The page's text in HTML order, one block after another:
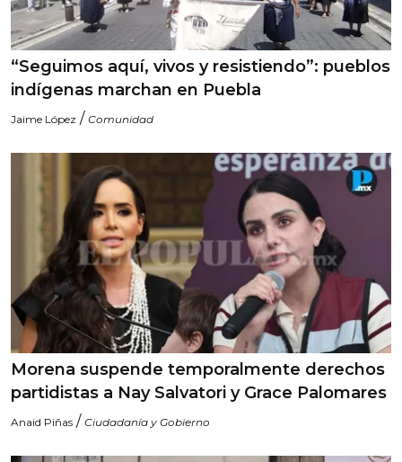
“Seguimos aquí, vivos y resistiendo”: pueblos
indígenas marchan en Puebla
Jaime López / Comunidad
Morena suspende temporalmente derechos
partidistas a Nay Salvatori y Grace Palomares
Anaid Piñas / Ciudadanía y Gobierno